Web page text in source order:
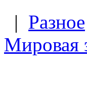
| Разное
Мировая